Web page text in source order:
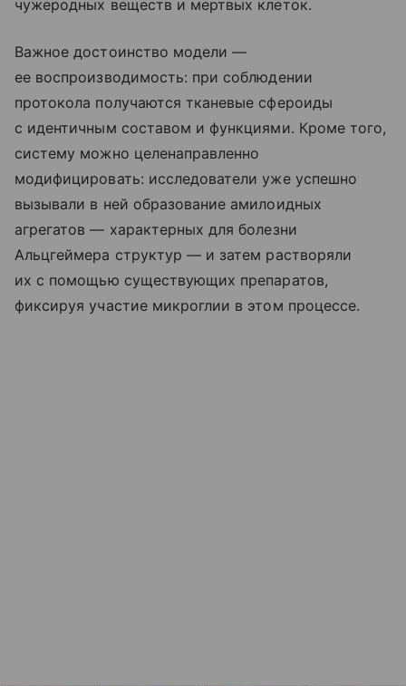
чужеродных веществ и мертвых клеток.
Важное достоинство модели —
ее воспроизводимость: при соблюдении
протокола получаются тканевые сфероиды
с идентичным составом и функциями. Кроме того,
систему можно целенаправленно
модифицировать: исследователи уже успешно
вызывали в ней образование амилоидных
агрегатов — характерных для болезни
Альцгеймера структур — и затем растворяли
их с помощью существующих препаратов,
фиксируя участие микроглии в этом процессе.